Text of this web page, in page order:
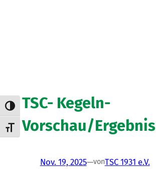
Umschalten auf hohe Kontraste
Schrift vergrößern
TSC- Kegeln-
Vorschau/Ergebnis
Nov. 19, 2025—vonTSC 1931 e.V.